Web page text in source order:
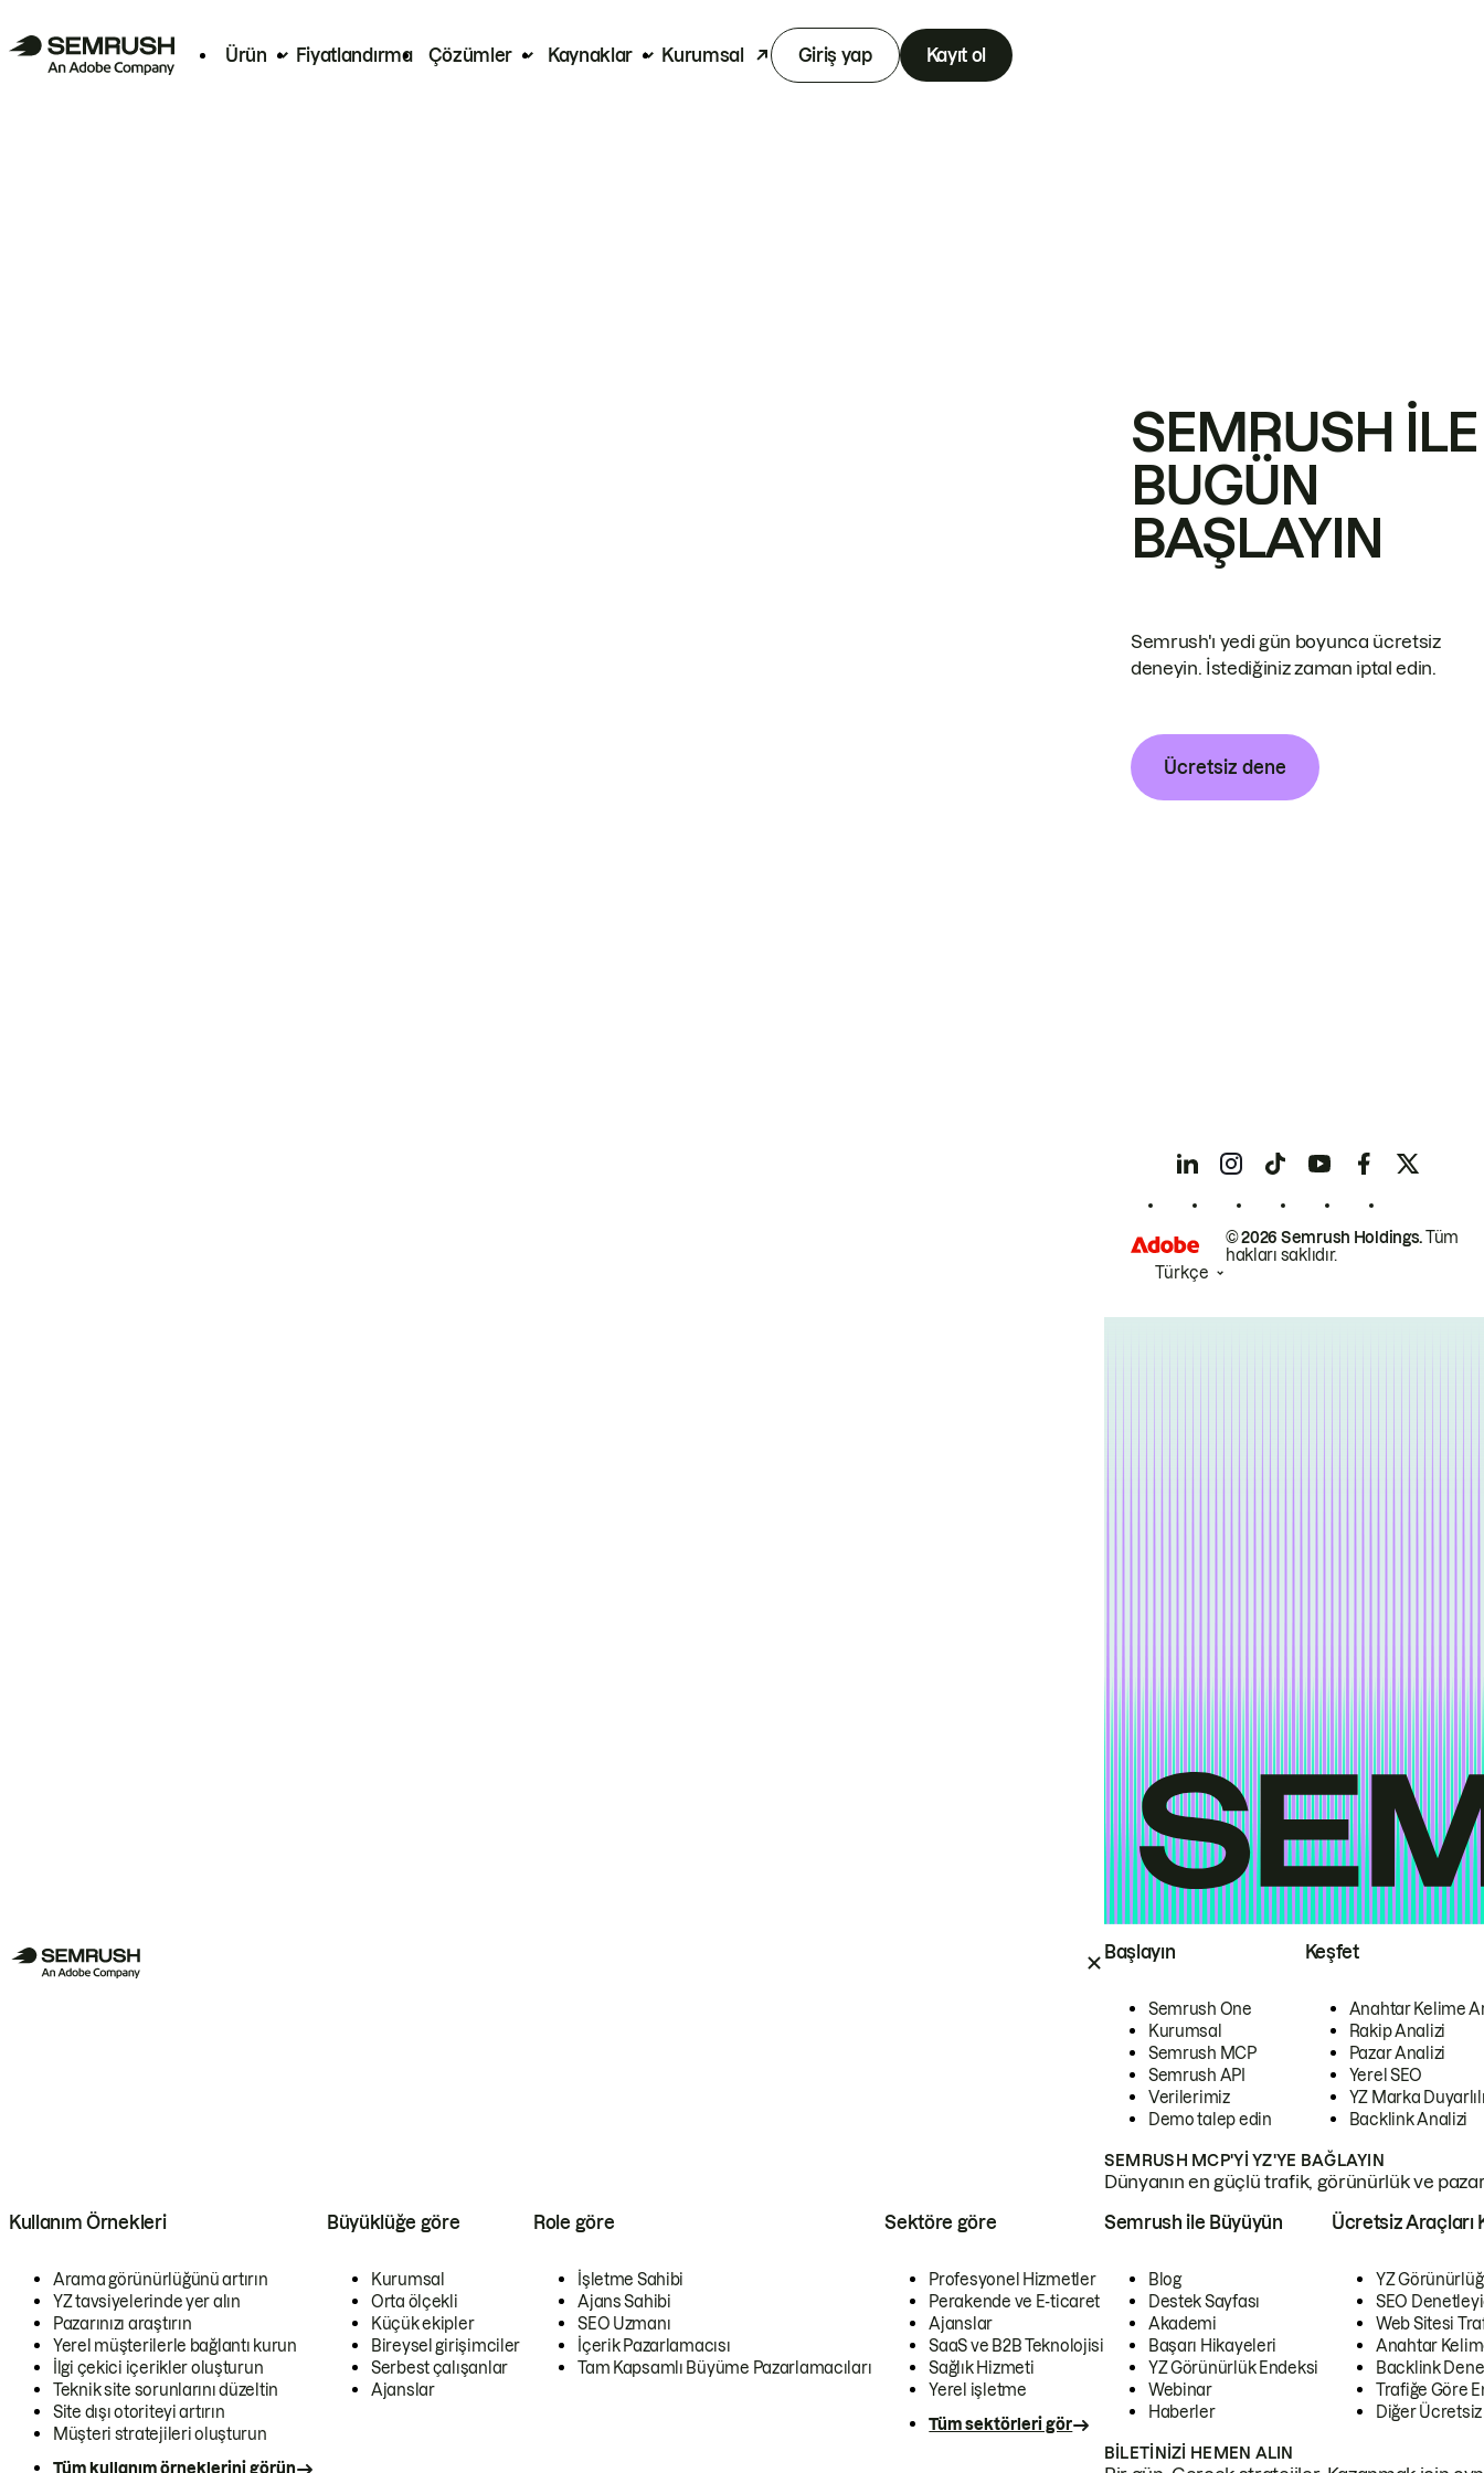
Ürün Fiyatlandırma Çözümler Kaynaklar Kurumsal Giriş yap Kayıt ol
Başlayın
Semrush One
Kurumsal
Semrush MCP
Semrush API
Verilerimiz
Demo talep edin
Keşfet
Anahtar Kelime
Rakip Analizi
Pazar Analizi
Yerel SEO
YZ Marka
Backlink Analizi
SEMRUSH MCP'YI YZ'YE BAĞLAYIN
Dünyanın en güçlü trafik, görünürlük ve
Kullanım Örnekleri
Arama görünürlüğünü artırın
YZ tavsiyelerinde yer alın
Pazarınızı araştırın
Yerel müşterilerle bağlantı kurun
İlgi çekici içerikler oluşturun
Teknik site sorunlarını düzeltin
Site dışı otoriteyi artırın
Müşteri stratejileri oluşturun
Tüm kullanım örneklerini görün
Büyüklüğe göre
Kurumsal
Orta ölçekli
Küçük ekipler
Bireysel girişimciler
Serbest çalışanlar
Ajanslar
Role göre
İşletme Sahibi
Ajans Sahibi
SEO Uzmanı
İçerik Pazarlamacısı
Tam Kapsamlı Büyüme Pazarlamacıları
Sektöre göre
Profesyonel Hizmetler
Perakende ve E-ticaret
Ajanslar
SaaS ve B2B Teknolojisi
Sağlık Hizmeti
Yerel işletme
Tüm sektörleri gör
Semrush ile Büyüyün
Blog
Destek Sayfası
Akademi
Başarı Hikayeleri
YZ Görünürlük Endeksi
Webinar
Haberler
Ücretsiz Araçları
YZ
SEO
Web Sitesi
Anahtar
Backlink
Trafiğe Göre
Diğer
BILETINIZI HEMEN ALIN
SEMRUSH ILE
BUGÜN
BAŞLAYIN
Semrush'ı yedi gün boyunca ücretsiz
deneyin. İstediğiniz zaman iptal edin.
Ücretsiz dene
© 2026 Semrush Holdings.Tüm
hakları saklıdır.
Türkçe